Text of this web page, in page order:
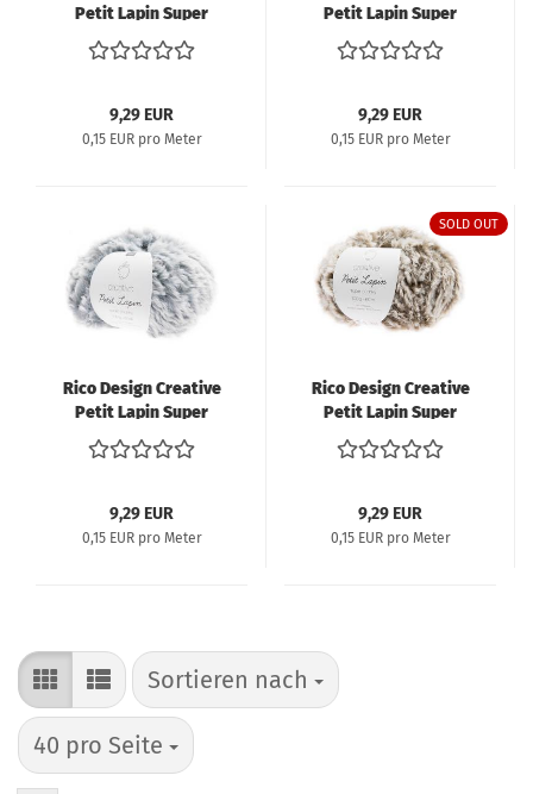
Petit Lapin Super
Chunky 100g 60m
creme
9,29 EUR
0,15 EUR pro Meter
Petit Lapin Super
Chunky 100g 60m rosa
9,29 EUR
0,15 EUR pro Meter
Rico Design Creative
Petit Lapin Super
Chunky 100g 60m blau
9,29 EUR
0,15 EUR pro Meter
SOLD OUT
Rico Design Creative
Petit Lapin Super
Chunky 100g 60m grau
9,29 EUR
0,15 EUR pro Meter
Sortieren nach
Sortieren nach
40 pro Seite
pro Seite